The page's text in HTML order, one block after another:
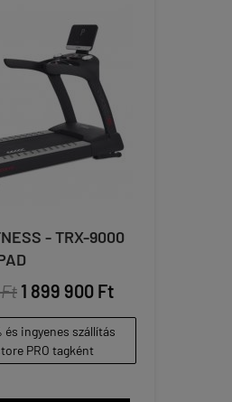
- TRX-9000
1 899 900 Ft
és ingyenes szállítás
PRO tagként